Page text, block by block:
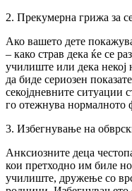
2. Прекумерна грижа за
Ако вашето дете
– како страв дека ќе се
училиште или дека некој
да биде сериозен
секојдневните ситуации
го отежнува
3. Избегнување на
Анксиозните деца
кои претходно им биле
училиште, дружење со